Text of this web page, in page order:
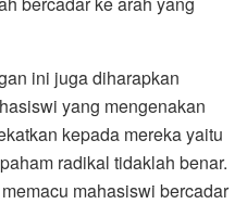
ini juga diharapkan
yang mengenakan
kepada mereka yaitu
radikal tidaklah benar.
mahasiswi bercadar